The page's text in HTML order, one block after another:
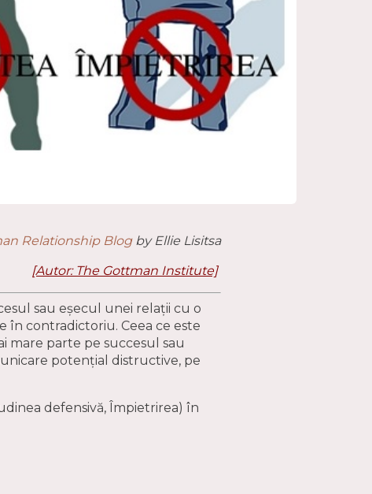
Relationship Blogby Ellie Lisitsa
[Autor: The Gottman Institute]
sau eșecul unei relații cu o
contradictoriu. Ceea ce este
mare parte pe succesul sau
potențial distructive, pe
defensivă, Împietrirea) în